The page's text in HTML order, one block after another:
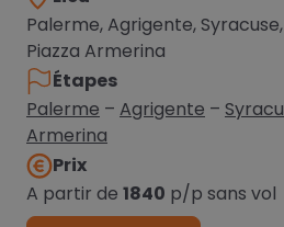
Palerme, Agrigente,
Piazza Armerina
Étapes
Palerme – Agrigente –
Armerina
Prix
A partir de 1840 p/p sans vol